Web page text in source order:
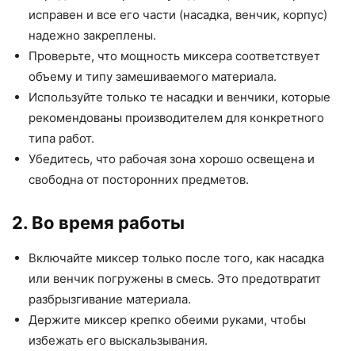
исправен и все его части (насадка, венчик, корпус)
надежно закреплены.
Проверьте, что мощность миксера соответствует
объему и типу замешиваемого материала.
Используйте только те насадки и венчики, которые
рекомендованы производителем для конкретного
типа работ.
Убедитесь, что рабочая зона хорошо освещена и
свободна от посторонних предметов.
2. Во время работы
Включайте миксер только после того, как насадка
или венчик погружены в смесь. Это предотвратит
разбрызгивание материала.
Держите миксер крепко обеими руками, чтобы
избежать его выскальзывания.